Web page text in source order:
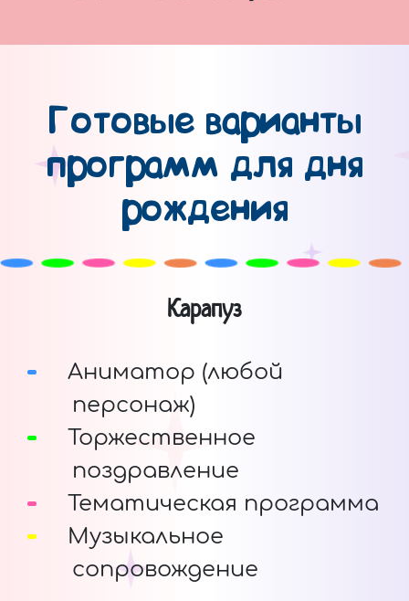
Готовые варианты
программ для дня
рождения
Карапуз
Аниматор (любой
персонаж)
Торжественное
поздравление
Тематическая программа
Музыкальное
сопровождение